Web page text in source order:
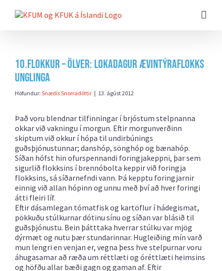
beint
10.flokkur – Ölver: Lokadagur Ævintýraflokks
Unglinga
Höfundur: Snædís Snorradóttir | 13. ágúst 2012
Það voru blendnar tilfinningar í brjóstum stelpnanna
okkar við vakningu í morgun. Eftir morgunverðinn
skiptum við okkur í hópa til undirbúnings
guðsþjónustunnar; danshóp, sönghóp og bænahóp.
Síðan hófst hin ofurspennandi foringjakeppni, þar sem
sigurlið flokksins í brennóbolta keppir við foringja
flokksins, sá síðarnefndi vann. Þá kepptu foringjarnir
einnig við allan hópinn og unnu með því að hver foringi
átti fleiri líf.
Eftir dásamlegan tómatfisk og kartöflur í hádegismat,
pökkuðu stúlkurnar dótinu sínu og síðan var blásið til
guðsþjónustu. Bein þátttaka hverrar stúlku var mjög
dýrmæt og nutu þær stundarinnar. Hugleiðing mín varð
mun lengri en venjan er, vegna þess hve stelpurnar voru
áhugasamar að ræða um réttlæti og óréttlæti heimsins
og höfðu allar bæði gagn og gaman af. Eftir